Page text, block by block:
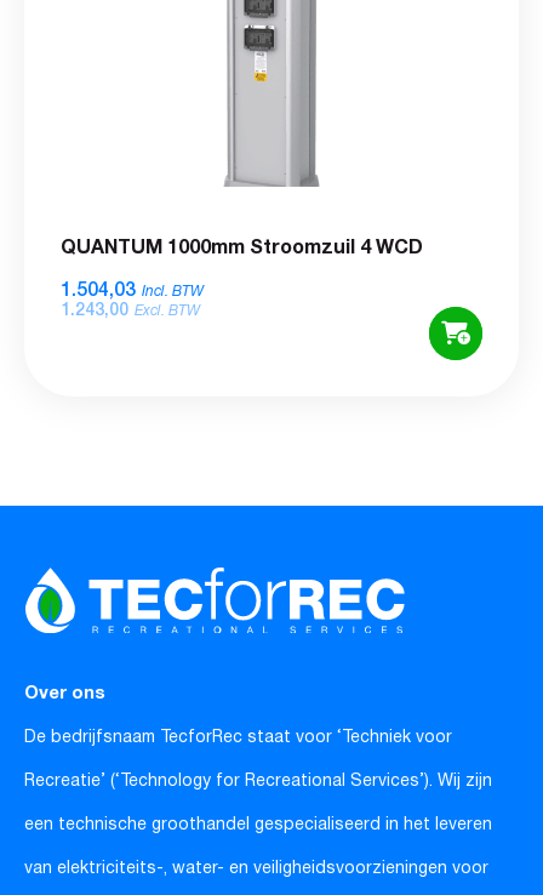
QUANTUM 1000mm Stroomzuil 4 WCD
1.504,03 Incl. BTW
1.243,00 Excl. BTW
Over ons
De bedrijfsnaam TecforRec staat voor ‘Techniek voor
Recreatie’ (‘Technology for Recreational Services’). Wij zijn
een technische groothandel gespecialiseerd in het leveren
van elektriciteits-, water- en veiligheidsvoorzieningen voor